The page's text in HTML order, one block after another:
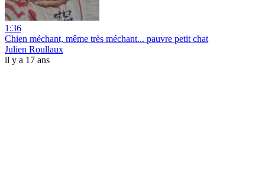
1:36
Chien méchant, même très méchant... pauvre petit chat
Julien Roullaux
il y a 17 ans